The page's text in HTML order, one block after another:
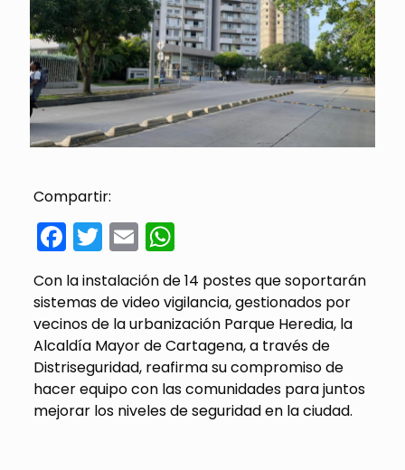
Compartir:
Facebook
Twitter
EmailWhatsApp
Con la instalación de 14 postes que soportarán
sistemas de video vigilancia, gestionados por
vecinos de la urbanización Parque Heredia, la
Alcaldía Mayor de Cartagena, a través de
Distriseguridad, reafirma su compromiso de
hacer equipo con las comunidades para juntos
mejorar los niveles de seguridad en la ciudad.